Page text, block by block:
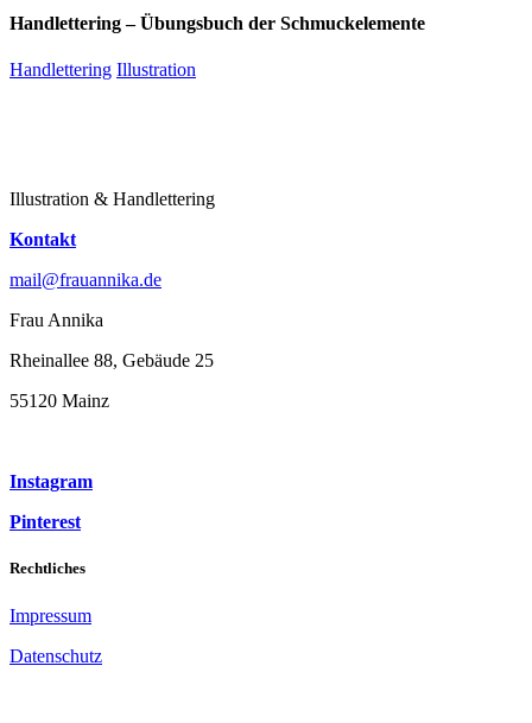
Handlettering – Übungsbuch der Schmuckelemente
Handlettering Illustration
Illustration & Handlettering
Kontakt
mail@frauannika.de
Frau Annika
Rheinallee 88, Gebäude 25
55120 Mainz
Instagram
Pinterest
Rechtliches
Impressum
Datenschutz